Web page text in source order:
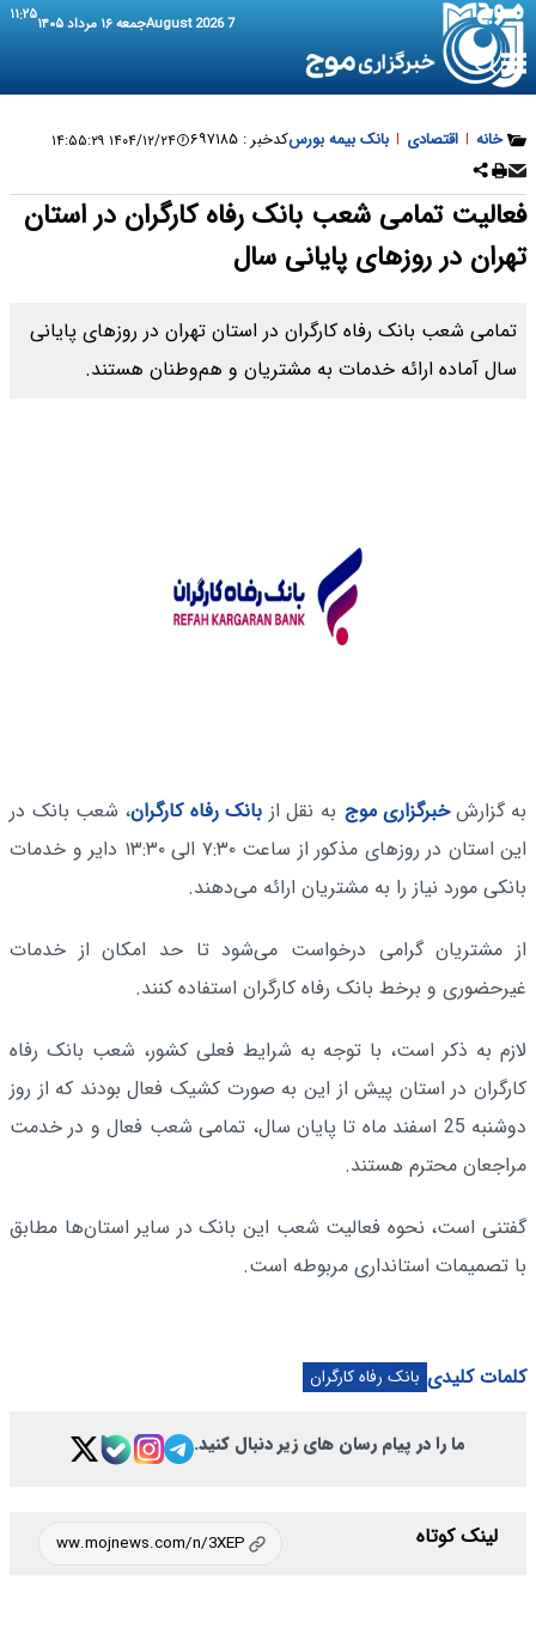
7 August 2026 جمعه ۱۶ مرداد ۱۴۰۵ ۱۱:۲۵
خانه | اقتصادی | بانک بیمه بورسکدخبر : ۶۹۷۱۸۵ ۱۴۰۴/۱۲/۲۴ ۱۴:۵۵:۲۹
فعالیت تمامی شعب بانک رفاه کارگران در استان
تهران در روزهای پایانی سال
تمامی شعب بانک رفاه کارگران در استان تهران در روزهای پایانی
سال آماده ارائه خدمات به مشتریان و هم‌وطنان هستند.
به گزارشخبرگزاری موج به نقل از بانک رفاه کارگران، شعب بانک در
این استان در روزهای مذکور از ساعت ۷:۳۰ الی ۱۳:۳۰ دایر و خدمات
بانکی مورد نیاز را به مشتریان ارائه می‌دهند.
از مشتریان گرامی درخواست می‌شود تا حد امکان از خدمات
غیرحضوری و برخط بانک رفاه کارگران استفاده کنند.
لازم به ذکر است، با توجه به شرایط فعلی کشور، شعب بانک رفاه
کارگران در استان پیش از این به صورت کشیک فعال بودند که از روز
دوشنبه 25 اسفند ماه تا پایان سال، تمامی شعب فعال و در خدمت
مراجعان محترم هستند.
گفتنی است، نحوه فعالیت شعب این بانک در سایر استان‌ها مطابق
با تصمیمات استانداری مربوطه است.
کلمات کلیدی بانک رفاه کارگران
ما را در پیام رسان های زیر دنبال کنید.
لینک کوتاه